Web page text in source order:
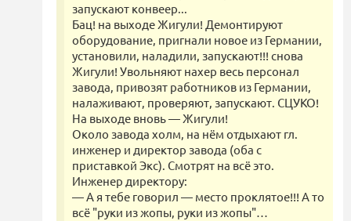
запускают конвеер...
Бац! на выходе Жигули! Демонтируют
оборудование, пригнали новое из Германии,
установили, наладили, запускают!!! снова
Жигули! Увольняют нахер весь персонал
завода, привозят работников из Германии,
налаживают, проверяют, запускают. СЦУКО!
На выходе вновь — Жигули!
Около завода холм, на нём отдыхают гл.
инженер и директор завода (оба с
приставкой Экс). Смотрят на всё это.
Инженер директору:
— А я тебе говорил — место проклятое!!! А то
всё "руки из жопы, руки из жопы"…